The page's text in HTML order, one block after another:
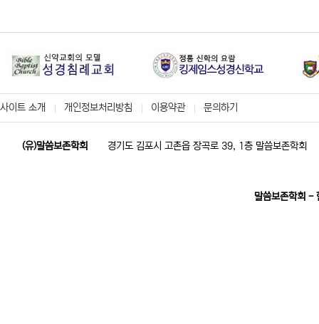
사이트 소개 개인정보처리방침 이용약관 문의하기
(유)말씀보존학회 경기도 김포시 고촌읍 장곡로 39, 1층 말씀보존학회
말씀보존학회 -